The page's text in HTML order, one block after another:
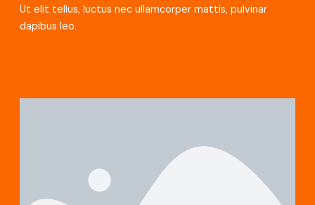
Ut elit tellus, luctus nec ullamcorper mattis, pulvinar
dapibus leo.